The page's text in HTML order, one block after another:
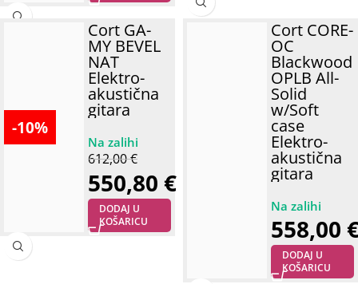
-10%
Cort GA-
MY BEVEL
NAT
Elektro-
akustična
gitara
612,00€
550,80 €
DODAJ U
KOŠARICU
Cort CORE-
OC
Blackwood
OPLB All-
Solid
w/Soft
case
Elektro-
akustična
gitara
558,00
DODAJ U
KOŠARICU